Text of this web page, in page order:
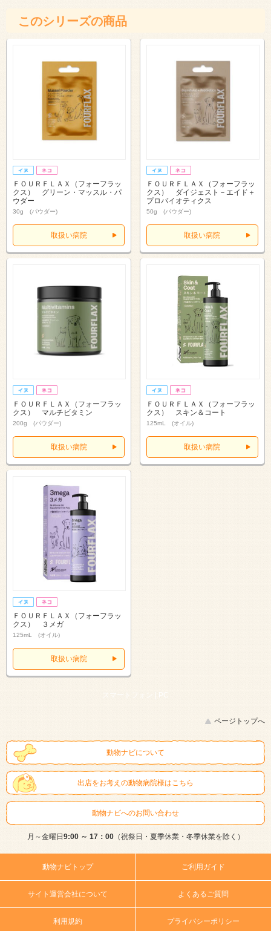
このシリーズの商品
ＦＯＵＲＦＬＡＸ（フォーフラッ
クス） グリーン・マッスル・パ
ウダー
30g (パウダー)
取扱い病院
ＦＯＵＲＦＬＡＸ（フォーフラッ
クス） ダイジェスト－エイド＋
プロバイオティクス
50g (パウダー)
取扱い病院
ＦＯＵＲＦＬＡＸ（フォーフラッ
クス） マルチビタミン
200g (パウダー)
取扱い病院
ＦＯＵＲＦＬＡＸ（フォーフラッ
クス） スキン＆コート
125mL (オイル)
取扱い病院
ＦＯＵＲＦＬＡＸ（フォーフラッ
クス） ３メガ
125mL (オイル)
取扱い病院
スマートフォン |
ページトップへ
動物ナビについて
出店をお考えの動物病院様はこちら
動物ナビへのお問い合わせ
月～金曜日9:00 ～ 17：00（祝祭日・夏季休業・冬季休業を除く）
動物ナビトップ ご利用ガイド
サイト運営会社について よくあるご質問
利用規約 プライバシーポリシー